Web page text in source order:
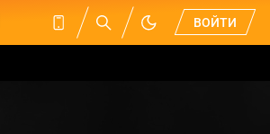
ВОЙТИ